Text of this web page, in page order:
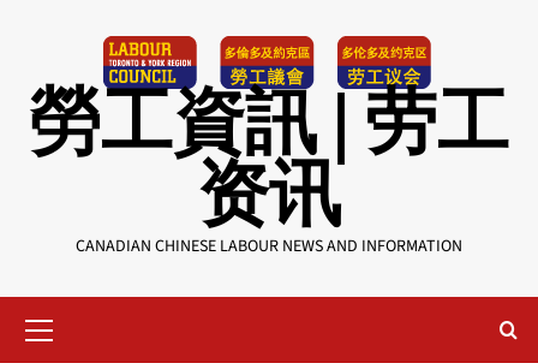
勞工資訊 | 劳工
资讯
CANADIAN CHINESE LABOUR NEWS AND INFORMATION
Menu